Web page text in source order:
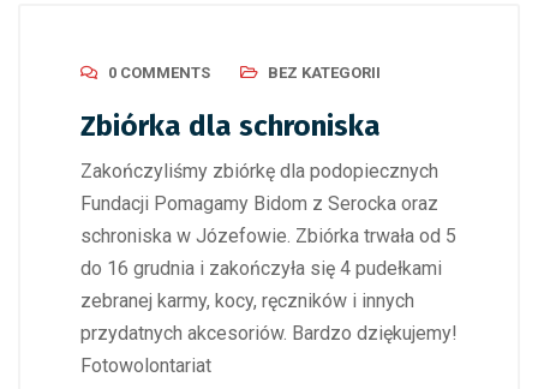
0 COMMENTS BEZ KATEGORII
Zbiórka dla schroniska
Zakończyliśmy zbiórkę dla podopiecznych
Fundacji Pomagamy Bidom z Serocka oraz
schroniska w Józefowie. Zbiórka trwała od 5
do 16 grudnia i zakończyła się 4 pudełkami
zebranej karmy, kocy, ręczników i innych
przydatnych akcesoriów. Bardzo dziękujemy!
Fotowolontariat